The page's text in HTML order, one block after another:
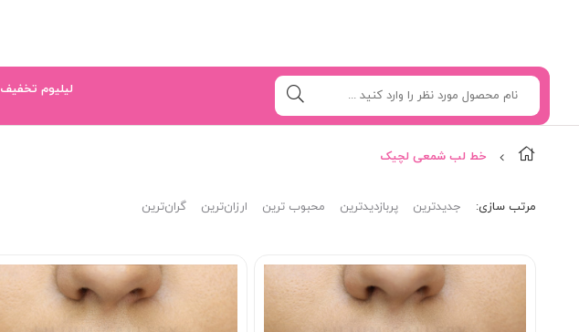
لیلیوم تخفیف
خط لب شمعی لچیک
مرتب‌ سازی: جدیدترین پربازدیدترین محبوب ترین ارزان‌ترین گران‌ترین